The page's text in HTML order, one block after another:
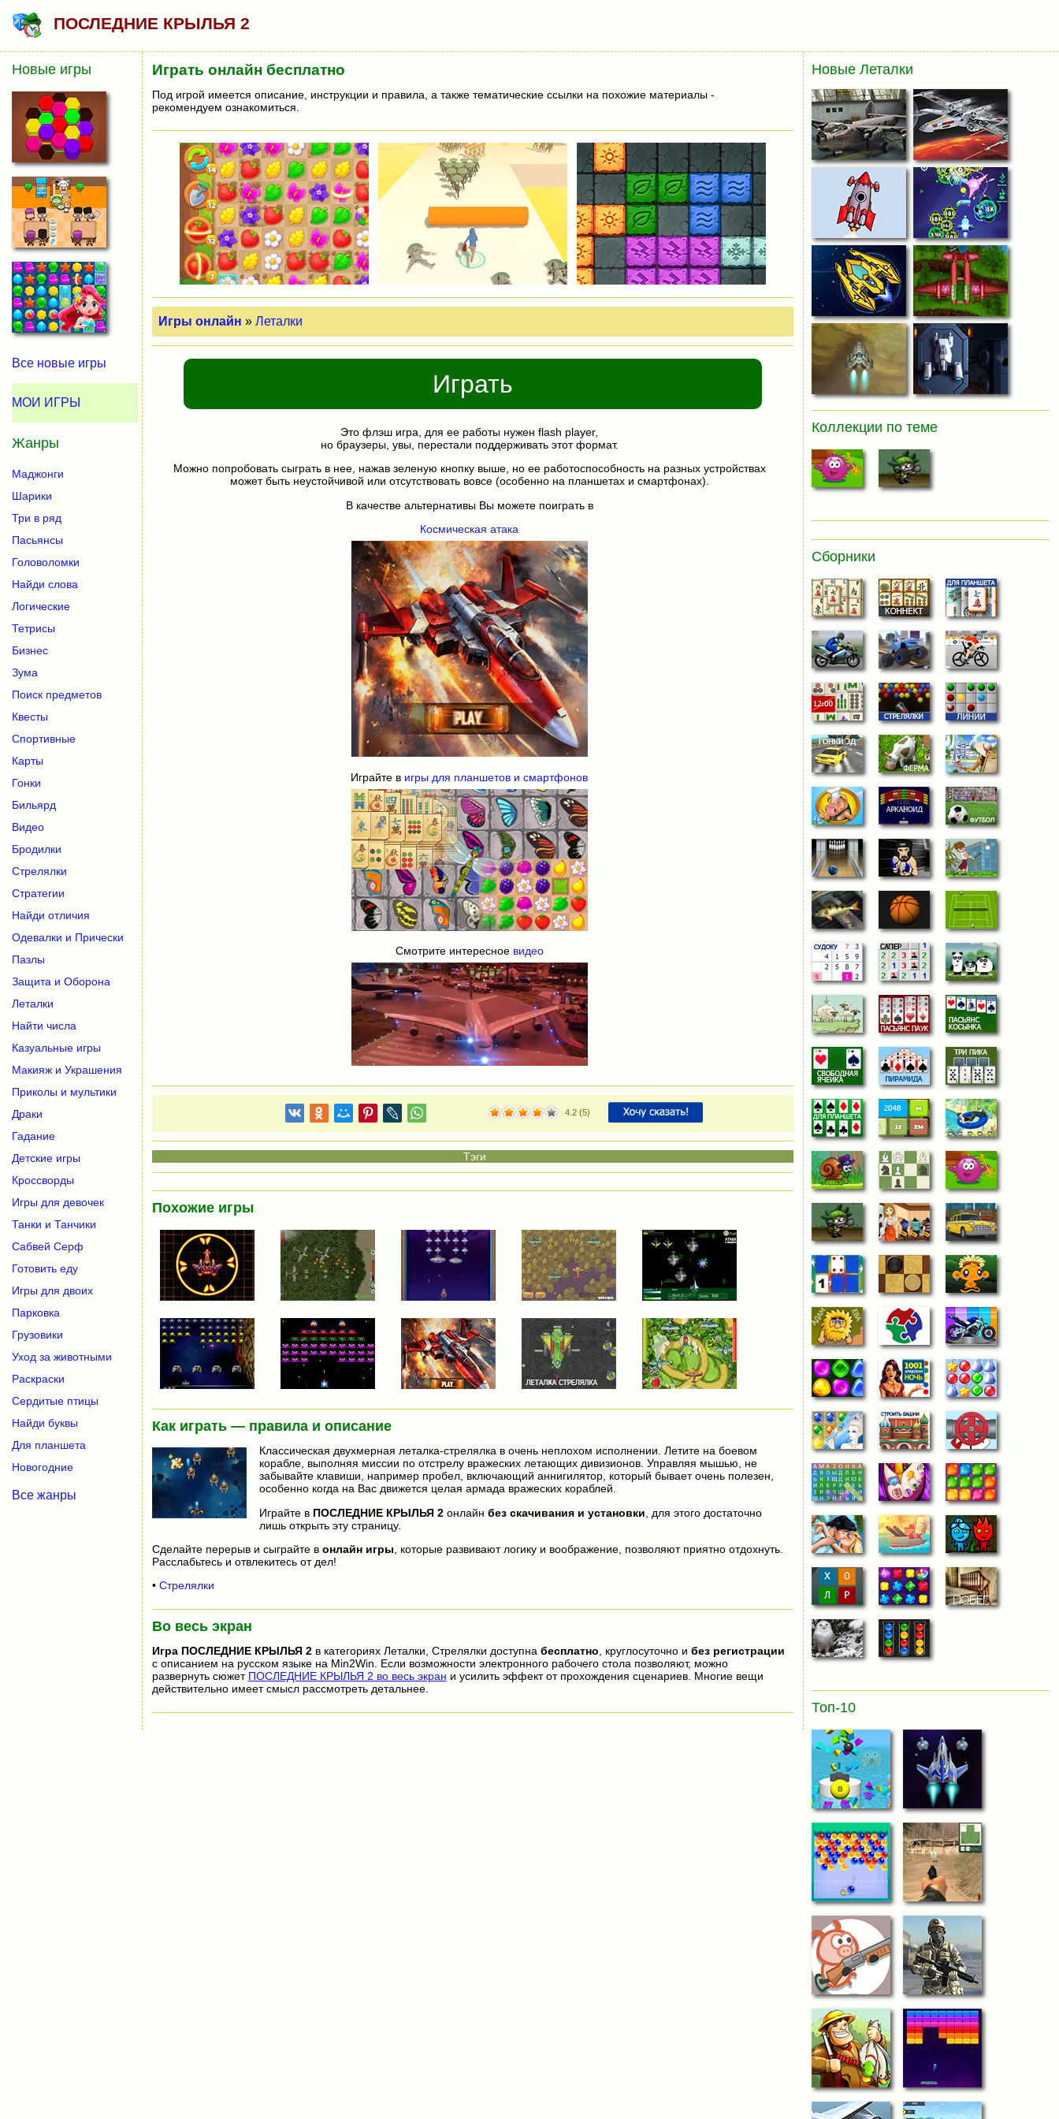
ПОСЛЕДНИЕ КРЫЛЬЯ 2
Играть онлайн бесплатно
Под игрой имеется описание, инструкции и правила, а также тематические ссылки на похожие материалы -
рекомендуем ознакомиться.
Игры онлайн » Леталки
Играть
Это флэш игра, для ее работы нужен flash player,
но браузеры, увы, перестали поддерживать этот формат.
Можно попробовать сыграть в нее, нажав зеленую кнопку выше, но ее работоспособность на разных устройствах
может быть неустойчивой или отсутствовать вовсе (особенно на планшетах и смартфонах).
В качестве альтернативы Вы можете поиграть в
Космическая атака
Играйте в игры для планшетов и смартфонов
Смотрите интересное видео
4.2 (5)
Похожие игры
Как играть — правила и описание
Классическая двухмерная леталка-стрелялка в очень неплохом исполнении. Летите на боевом
корабле, выполняя миссии по отстрелу вражеских летающих дивизионов. Управляя мышью, не
забывайте клавиши, например пробел, включающий аннигилятор, который бывает очень полезен,
особенно когда на Вас движется целая армада вражеских кораблей.
Играйте в ПОСЛЕДНИЕ КРЫЛЬЯ 2онлайн без скачивания и установки , для этого достаточно
лишь открыть эту страницу.
Сделайте перерыв и сыграйте в онлайн игры , которые развивают логику и воображение, позволяют приятно отдохнуть.
Расслабьтесь и отвлекитесь от дел!
• Стрелялки
Во весь экран
Игра ПОСЛЕДНИЕ КРЫЛЬЯ 2в категориях Леталки, Стрелялки доступна бесплатно, круглосуточно и без регистрации
с описанием на русском языке на Min2Win. Если возможности электронного рабочего стола позволяют, можно
развернуть сюжет ПОСЛЕДНИЕ КРЫЛЬЯ 2 во весь экран и усилить эффект от прохождения сценариев. Многие вещи
действительно имеет смысл рассмотреть детальнее.
Новые игры
Все новые игры
МОИ ИГРЫ
Жанры
Маджонги
Шарики
Три в ряд
Пасьянсы
Головоломки
Найди слова
Логические
Тетрисы
Бизнес
Зума
Поиск предметов
Квесты
Спортивные
Карты
Гонки
Бильярд
Видео
Бродилки
Стрелялки
Стратегии
Найди отличия
Одевалки и Прически
Пазлы
Защита и Оборона
Леталки
Найти числа
Казуальные игры
Макияж и Украшения
Приколы и мультики
Драки
Гадание
Детские игры
Кроссворды
Игры для девочек
Танки и Танчики
Сабвей Серф
Готовить еду
Игры для двоих
Парковка
Грузовики
Уход за животными
Раскраски
Сердитые птицы
Найди буквы
Для планшета
Новогодние
Все жанры
Новые Леталки
Коллекции по теме
Сборники
Топ-10